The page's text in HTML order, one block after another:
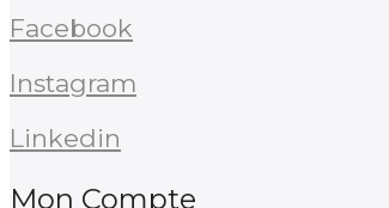
Facebook
Instagram
Linkedin
Mon Compte